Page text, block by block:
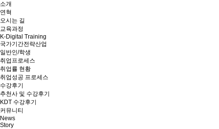
소개
연혁
오시는 길
교육과정
K-Digital Training
국가기간전략산업
일반인/학생
취업프로세스
취업률 현황
취업성공 프로세스
수강후기
추천사 및 수강후기
KDT 수강후기
커뮤니티
News
Story